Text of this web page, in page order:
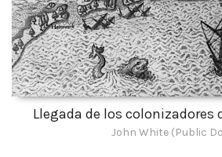
Llegada de los colonizadores
John White (Public